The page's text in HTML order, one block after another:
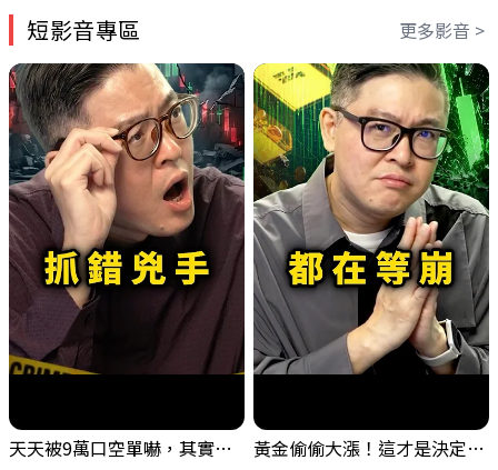
短影音專區 更多影音 >
天天被9萬口空單嚇，其實你盯錯地方了｜Mr.Jimmy高志銘 #台股 #外資期貨 #融資 黃金偷偷大漲！這才是決定台股生死的「真風向球」！｜Mr.Jimmy高志銘 #黃金 #美元指數 #聯準會